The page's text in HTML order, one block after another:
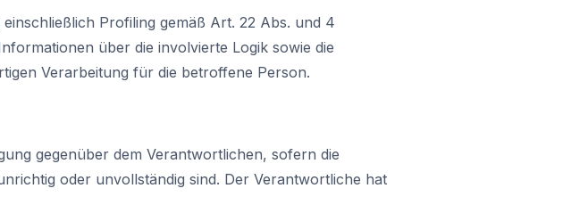
Profiling gemäß Art. 22 Abs. und 4
über die involvierte Logik sowie die
Verarbeitung für die betroffene Person.
gegenüber dem Verantwortlichen, sofern die
oder unvollständig sind. Der Verantwortliche hat